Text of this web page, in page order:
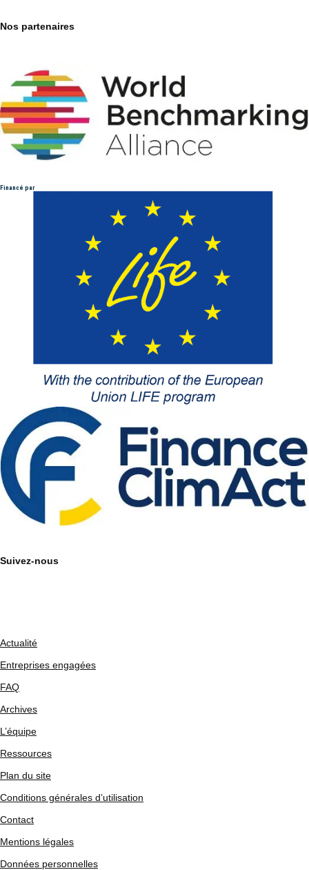
Nos partenaires
Financé par
Suivez-nous
Actualité
Entreprises engagées
FAQ
Archives
L’équipe
Ressources
Plan du site
Conditions générales d’utilisation
Contact
Mentions légales
Données personnelles